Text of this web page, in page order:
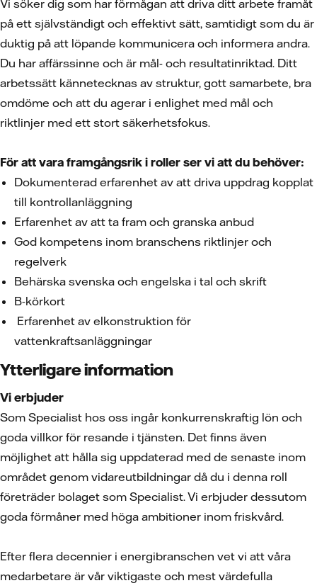
Vi söker dig som har förmågan att driva ditt arbete framåt
på ett självständigt och effektivt sätt, samtidigt som du är
duktig på att löpande kommunicera och informera andra.
Du har affärssinne och är mål- och resultatinriktad. Ditt
arbetssätt kännetecknas av struktur, gott samarbete, bra
omdöme och att du agerar i enlighet med mål och
riktlinjer med ett stort säkerhetsfokus.
För att vara framgångsrik i roller ser vi att du behöver:
Dokumenterad erfarenhet av att driva uppdrag kopplat
till kontrollanläggning
Erfarenhet av att ta fram och granska anbud
God kompetens inom branschens riktlinjer och
regelverk
Behärska svenska och engelska i tal och skrift
B-körkort
Erfarenhet av elkonstruktion för
vattenkraftsanläggningar
Ytterligare information
Vi erbjuder
Som Specialist hos oss ingår konkurrenskraftig lön och
goda villkor för resande i tjänsten. Det finns även
möjlighet att hålla sig uppdaterad med de senaste inom
området genom vidareutbildningar då du i denna roll
företräder bolaget som Specialist. Vi erbjuder dessutom
goda förmåner med höga ambitioner inom friskvård.
Efter flera decennier i energibranschen vet vi att våra
medarbetare är vår viktigaste och mest värdefulla